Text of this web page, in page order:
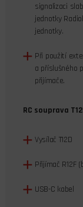
signalizaci
jednotky
jednotky.
Při použití
a příslušného
přijímače.
RC souprava
Vysílač T12D
Přijímač R12F
USB-C kabel